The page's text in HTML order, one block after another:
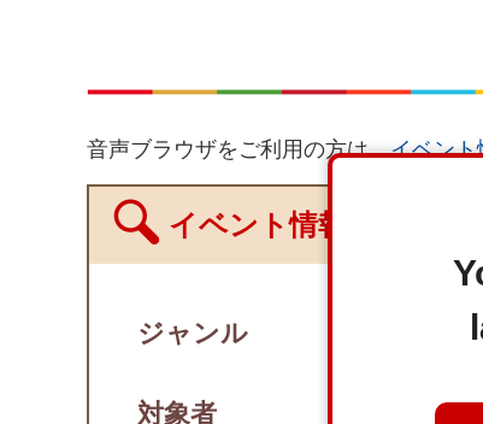
音声ブラウザをご利用の方は、イベント
イベント情報を絞り込む
ジャンル
対象者 小学生向け